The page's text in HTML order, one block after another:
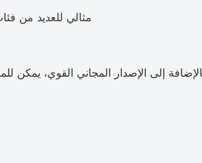
مثالي للعديد من